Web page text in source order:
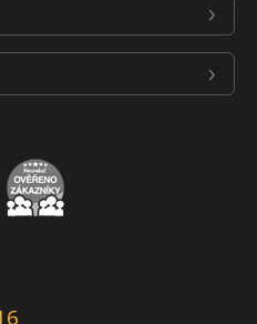
Heureka